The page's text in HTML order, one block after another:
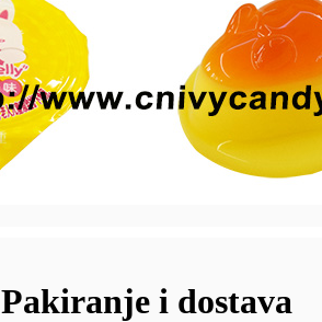
Pakiranje i dostava